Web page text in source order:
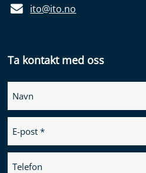
ito@ito.no
Ta kontakt med oss